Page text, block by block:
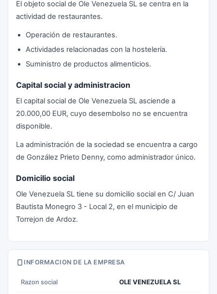
El objeto social de Ole Venezuela SL se centra en la
actividad de restaurantes.
Operación de restaurantes.
Actividades relacionadas con la hostelería.
Suministro de productos alimenticios.
Capital social y administracion
El capital social de Ole Venezuela SL asciende a
20.000,00 EUR, cuyo desembolso no se encuentra
disponible.
La administración de la sociedad se encuentra a cargo
de González Prieto Denny, como administrador único.
Domicilio social
Ole Venezuela SL tiene su domicilio social en C/ Juan
Bautista Monegro 3 - Local 2, en el municipio de
Torrejon de Ardoz.
INFORMACION DE LA EMPRESA
Razon social OLE VENEZUELA SL